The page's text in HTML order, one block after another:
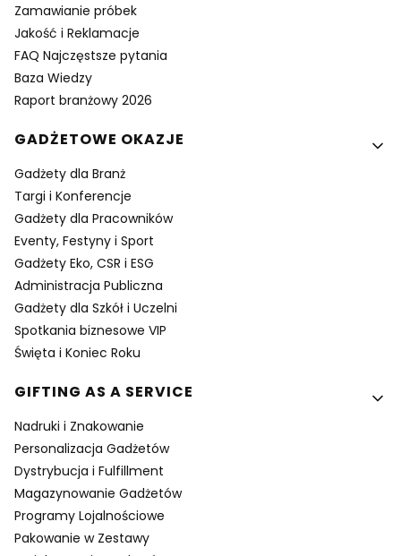
Zamawianie próbek
Jakość i Reklamacje
FAQ Najczęstsze pytania
Baza Wiedzy
Raport branżowy 2026
GADŻETOWE OKAZJE
Gadżety dla Branż
Targi i Konferencje
Gadżety dla Pracowników
Eventy, Festyny i Sport
Gadżety Eko, CSR i ESG
Administracja Publiczna
Gadżety dla Szkół i Uczelni
Spotkania biznesowe VIP
Święta i Koniec Roku
GIFTING AS A SERVICE
Nadruki i Znakowanie
Personalizacja Gadżetów
Dystrybucja i Fulfillment
Magazynowanie Gadżetów
Programy Lojalnościowe
Pakowanie w Zestawy